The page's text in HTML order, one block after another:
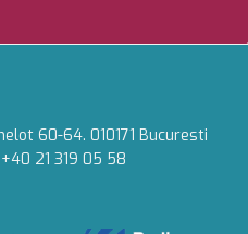
60-64. 010171 Bucuresti
21 319 05 58